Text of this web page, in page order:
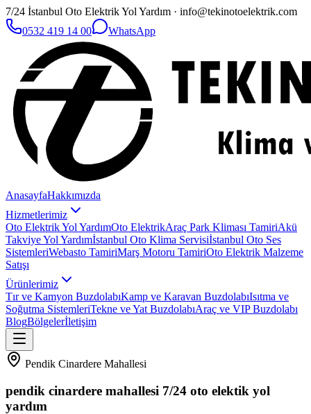
7/24 İstanbul Oto Elektrik Yol Yardım · info@tekinotoelektrik.com
0532 419 14 00
WhatsApp
AnasayfaHakkımızda
Hizmetlerimiz
Oto Elektrik Yol YardımOto ElektrikAraç Park Kliması TamiriAkü
Takviye Yol Yardımİstanbul Oto Klima Servisiİstanbul Oto Ses
SistemleriWebasto TamiriMarş Motoru TamiriOto Elektrik Malzeme
Satışı
Ürünlerimiz
Tır ve Kamyon BuzdolabıKamp ve Karavan BuzdolabıIsıtma ve
Soğutma SistemleriTekne ve Yat BuzdolabıAraç ve VIP Buzdolabı
BlogBölgelerİletişim
Pendik Cinardere Mahallesi
pendik cinardere mahallesi 7/24 oto elektik yol
yardım